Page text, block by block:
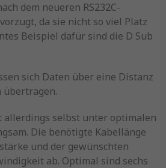
dem neueren RS232C-
da sie nicht so viel Platz
Beispiel dafür sind die D Sub
sich Daten über eine Distanz
übertragen.
allerdings selbst unter optimalen
Die benötigte Kabellänge
und der gewünschten
ab. Optimal sind sechs